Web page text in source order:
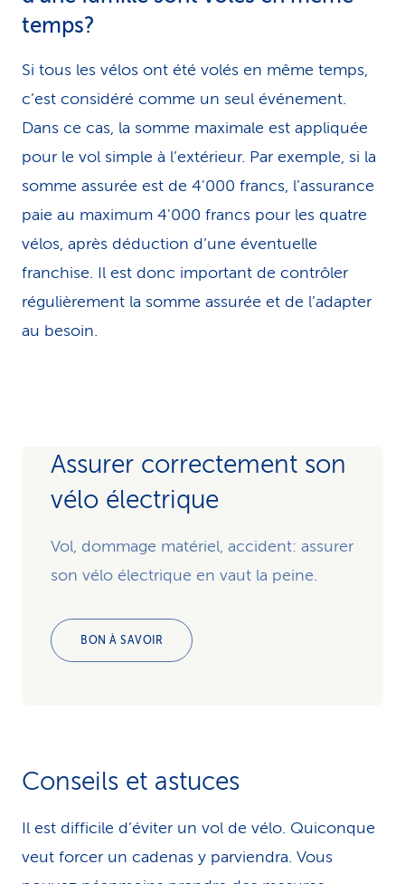
temps?
Si tous les vélos ont été volés en même temps,
c’est considéré comme un seul événement.
Dans ce cas, la somme maximale est appliquée
pour le vol simple à l’extérieur. Par exemple, si la
somme assurée est de 4'000 francs, l’assurance
paie au maximum 4'000 francs pour les quatre
vélos, après déduction d’une éventuelle
franchise. Il est donc important de contrôler
régulièrement la somme assurée et de l’adapter
au besoin.
Assurer correctement son
vélo électrique
Vol, dommage matériel, accident: assurer
son vélo électrique en vaut la peine.
BON À SAVOIR
Conseils et astuces
Il est difficile d’éviter un vol de vélo. Quiconque
veut forcer un cadenas y parviendra. Vous